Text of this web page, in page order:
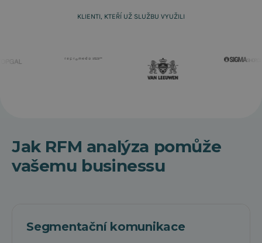
KLIENTI, KTEŘÍ UŽ SLUŽBU VYUŽILI
Jak RFM analýza pomůže
vašemu businessu
Segmentační komunikace